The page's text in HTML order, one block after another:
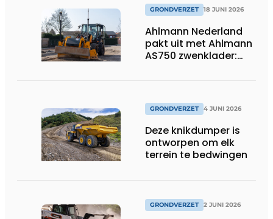
GRONDVERZET 18 JUNI 2026
Ahlmann Nederland
pakt uit met Ahlmann
AS750 zwenklader:
besturing.
GRONDVERZET 4 JUNI 2026
Deze knikdumper is
ontworpen om elk
terrein te bedwingen
GRONDVERZET 2 JUNI 2026